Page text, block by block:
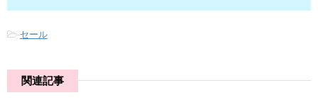
-セール
関連記事